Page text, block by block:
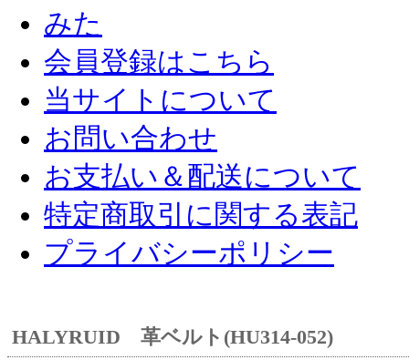
会員登録はこちら
当サイトについて
お問い合わせ
お支払い＆配送について
特定商取引に関する表記
プライバシーポリシー
HALYRUID 革ベルト(HU314-052)